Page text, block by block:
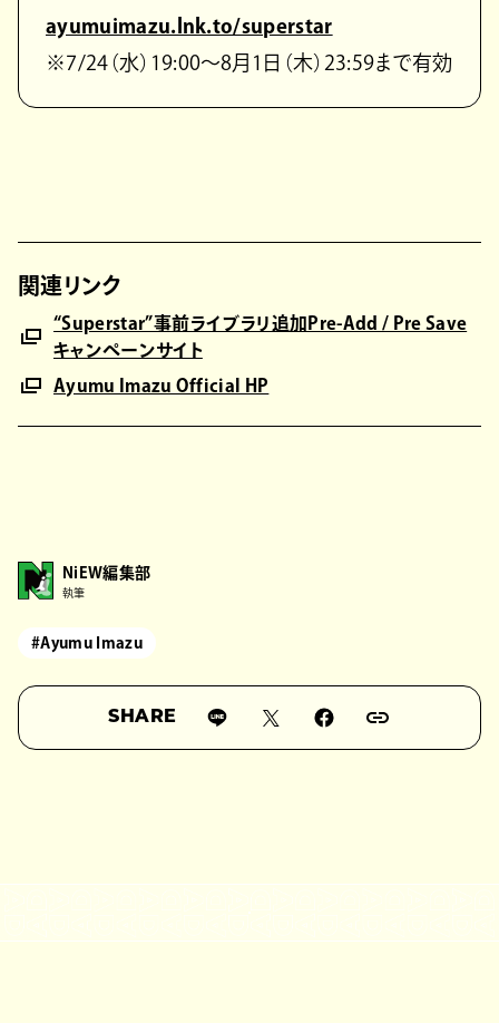
ayumuimazu.lnk.to/superstar
※7/24（水）19:00〜8月1日（木）23:59まで有効
関連リンク
“Superstar”事前ライブラリ追加Pre-Add / Pre Save
キャンペーンサイト
Ayumu Imazu Official HP
NiEW編集部
執筆
#Ayumu Imazu
SHARE